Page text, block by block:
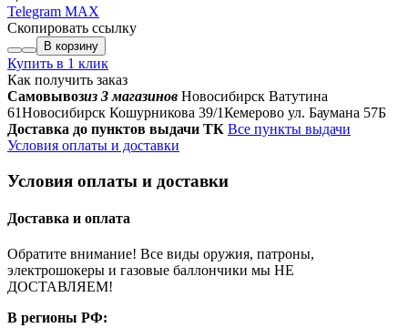
Telegram MAX
Скопировать ссылку
В корзину
Купить в 1 клик
Как получить заказ
Самовывозиз 3 магазинов Новосибирск Ватутина
61Новосибирск Кошурникова 39/1Кемерово ул. Баумана 57Б
Доставка до пунктов выдачи ТК Все пункты выдачи
Условия оплаты и доставки
Условия оплаты и доставки
Доставка и оплата
Обратите внимание! Все виды оружия, патроны,
электрошокеры и газовые баллончики мы НЕ
ДОСТАВЛЯЕМ!
В регионы РФ: